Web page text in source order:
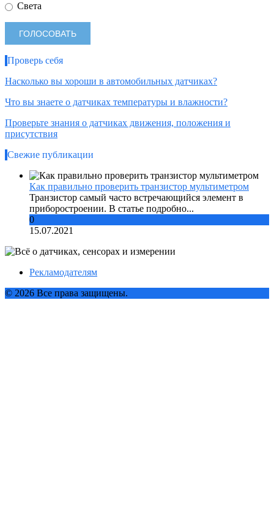
Света
Проверь себя
Насколько вы хороши в автомобильных датчиках?
Что вы знаете о датчиках температуры и влажности?
Проверьте знания о датчиках движения, положения и
присутствия
Свежие публикации
Как правильно проверить транзистор мультиметром
Транзистор самый часто встречающийся элемент в
приборостроении. В статье подробно...
0
15.07.2021
Рекламодателям
© 2026 Все права защищены.